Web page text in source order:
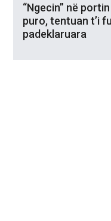
“Ngecin” në
puro, tentuan t’i
padeklaruara